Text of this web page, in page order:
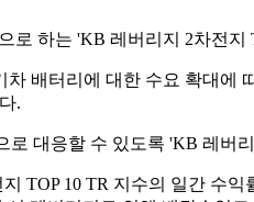
하는 'KB 레버리지 2차전지
배터리에 대한 수요 확대에
.
대응할 수 있도록 'KB 레버
TOP 10 TR 지수의 일간 수